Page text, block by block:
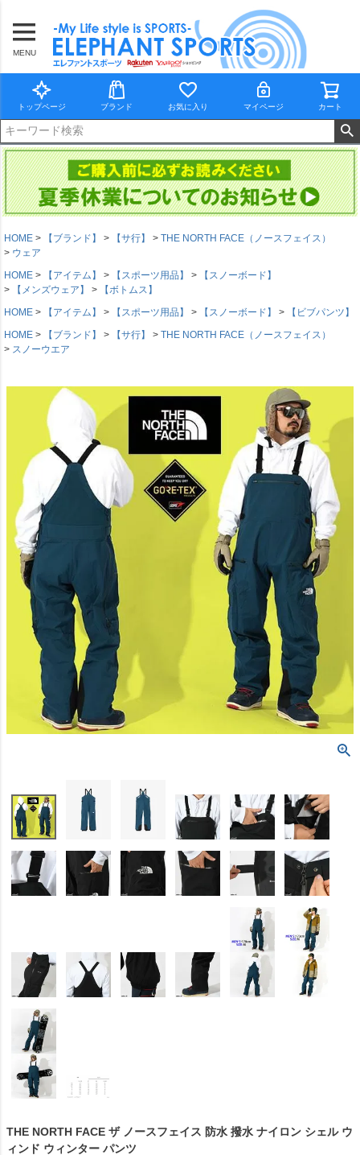
MENU
トップページ ブランド お気に入り マイページ カート
HOME 【ブランド】 【サ行】
THE NORTH FACE（ノースフェイス）
ウェア
HOME
【アイテム】 【スポーツ用品】
【スノーボード】
【メンズウェア】
【ボトムス】
HOME
【アイテム】 【スポーツ用品】 【スノーボード】
【ビブパンツ】
HOME
【ブランド】 【サ行】
THE NORTH FACE（ノースフェイス）
スノーウエア
THE NORTH FACE ザ ノースフェイス 防水 撥水 ナイロン シェル ウ
ィンド ウィンター パンツ